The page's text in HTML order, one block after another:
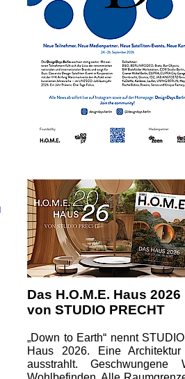
Das H.O.M.E. Haus 2026
von STUDIO PRECHT
„Down to Earth“ nennt
Haus 2026. Eine
ausstrahlt.